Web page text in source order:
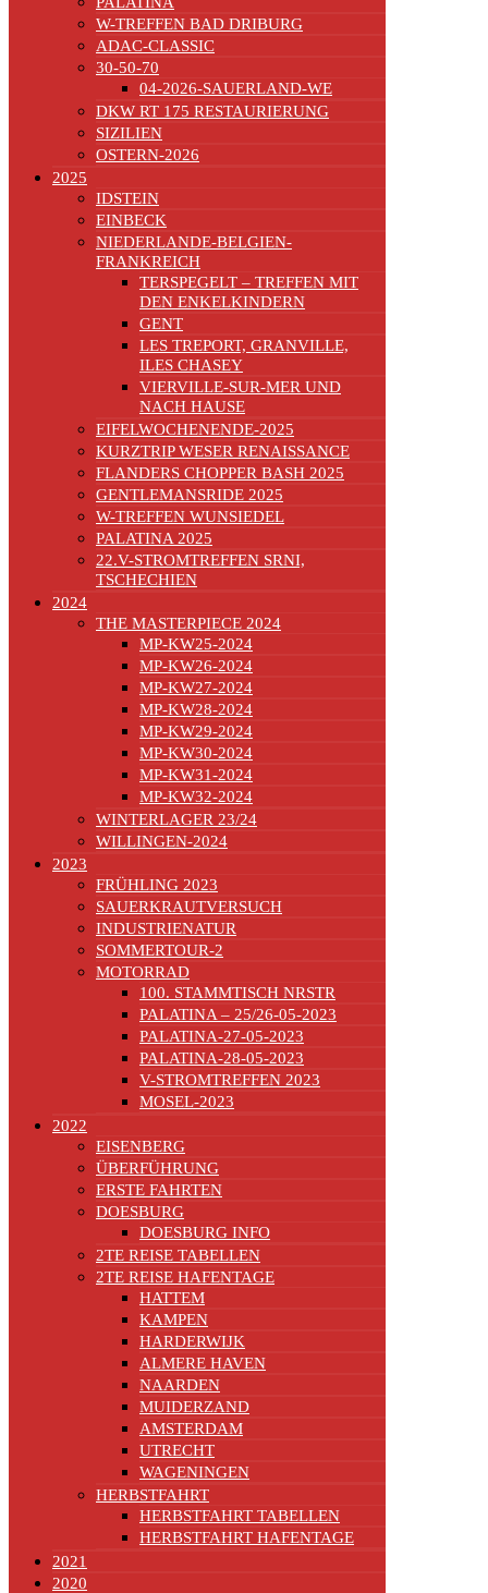
W-TREFFEN BAD DRIBURG
ADAC-CLASSIC
30-50-70
04-2026-SAUERLAND-WE
DKW RT 175 RESTAURIERUNG
SIZILIEN
OSTERN-2026
2025
IDSTEIN
EINBECK
NIEDERLANDE-BELGIEN-
FRANKREICH
TERSPEGELT – TREFFEN MIT
DEN ENKELKINDERN
GENT
LES TREPORT, GRANVILLE,
ILES CHASEY
VIERVILLE-SUR-MER UND
NACH HAUSE
EIFELWOCHENENDE-2025
KURZTRIP WESER RENAISSANCE
FLANDERS CHOPPER BASH 2025
GENTLEMANSRIDE 2025
W-TREFFEN WUNSIEDEL
PALATINA 2025
22.V-STROMTREFFEN SRNI,
TSCHECHIEN
2024
THE MASTERPIECE 2024
MP-KW25-2024
MP-KW26-2024
MP-KW27-2024
MP-KW28-2024
MP-KW29-2024
MP-KW30-2024
MP-KW31-2024
MP-KW32-2024
WINTERLAGER 23/24
WILLINGEN-2024
2023
FRÜHLING 2023
SAUERKRAUTVERSUCH
INDUSTRIENATUR
SOMMERTOUR-2
MOTORRAD
100. STAMMTISCH NRSTR
PALATINA – 25/26-05-2023
PALATINA-27-05-2023
PALATINA-28-05-2023
V-STROMTREFFEN 2023
MOSEL-2023
2022
EISENBERG
ÜBERFÜHRUNG
ERSTE FAHRTEN
DOESBURG
DOESBURG INFO
2TE REISE TABELLEN
2TE REISE HAFENTAGE
HATTEM
KAMPEN
HARDERWIJK
ALMERE HAVEN
NAARDEN
MUIDERZAND
AMSTERDAM
UTRECHT
WAGENINGEN
HERBSTFAHRT
HERBSTFAHRT TABELLEN
HERBSTFAHRT HAFENTAGE
2021
2020